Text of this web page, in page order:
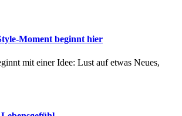
Moment beginnt hier
mit einer Idee: Lust auf etwas Neues,